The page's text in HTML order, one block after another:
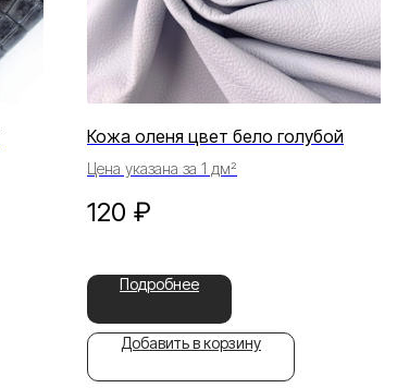
Кожа оленя цвет бело голубой
Цена указана за 1 дм²
120 ₽
Подробнее
Добавить в корзину